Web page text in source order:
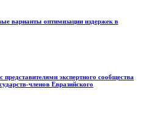
варианты оптимизации издержек в
представителями экспертного сообщества
членов Евразийского